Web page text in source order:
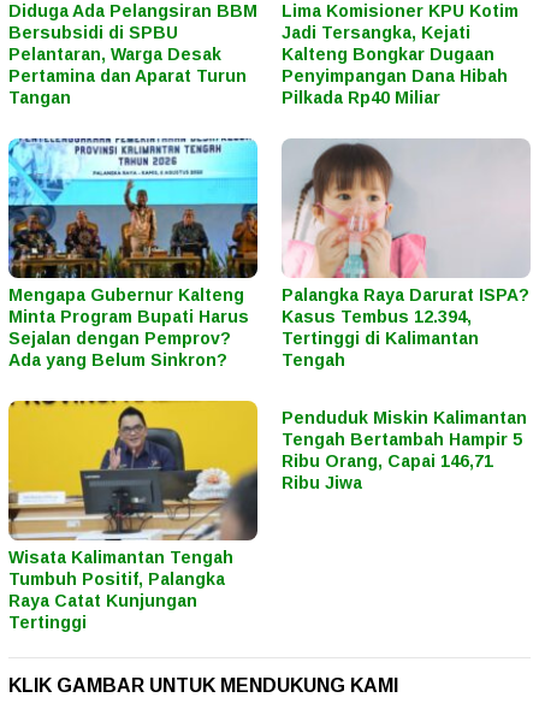
Diduga Ada Pelangsiran BBM
Bersubsidi di SPBU
Pelantaran, Warga Desak
Pertamina dan Aparat Turun
Tangan
Lima Komisioner KPU Kotim
Jadi Tersangka, Kejati
Kalteng Bongkar Dugaan
Penyimpangan Dana Hibah
Pilkada Rp40 Miliar
Mengapa Gubernur Kalteng
Minta Program Bupati Harus
Sejalan dengan Pemprov?
Ada yang Belum Sinkron?
Palangka Raya Darurat ISPA?
Kasus Tembus 12.394,
Tertinggi di Kalimantan
Tengah
Wisata Kalimantan Tengah
Tumbuh Positif, Palangka
Raya Catat Kunjungan
Tertinggi
Penduduk Miskin Kalimantan
Tengah Bertambah Hampir 5
Ribu Orang, Capai 146,71
Ribu Jiwa
KLIK GAMBAR UNTUK MENDUKUNG KAMI